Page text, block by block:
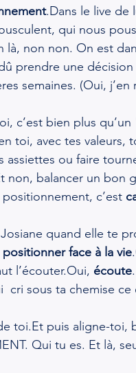
.Dans le live de
qui nous
là, non non. On est
prendre une décision
semaines. (Oui, j’en
c’est bien plus qu’un
toi, avec tes valeurs,
assiettes ou faire
non, balancer un bon
positionnement, c’est
quand elle te
positionner face à la vie
l’écouter.Oui, écoute
cri sous ta chemise ce
toi.Et puis aligne-toi,
Qui tu es. Et là,